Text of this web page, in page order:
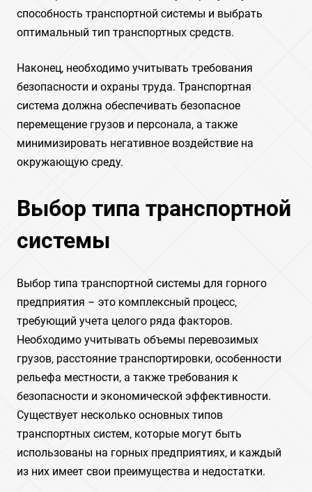
способность транспортной системы и выбрать
оптимальный тип транспортных средств.
Наконец‚ необходимо учитывать требования
безопасности и охраны труда. Транспортная
система должна обеспечивать безопасное
перемещение грузов и персонала‚ а также
минимизировать негативное воздействие на
окружающую среду.
Выбор типа транспортной
системы
Выбор типа транспортной системы для горного
предприятия – это комплексный процесс‚
требующий учета целого ряда факторов.
Необходимо учитывать объемы перевозимых
грузов‚ расстояние транспортировки‚ особенности
рельефа местности‚ а также требования к
безопасности и экономической эффективности.
Существует несколько основных типов
транспортных систем‚ которые могут быть
использованы на горных предприятиях‚ и каждый
из них имеет свои преимущества и недостатки.